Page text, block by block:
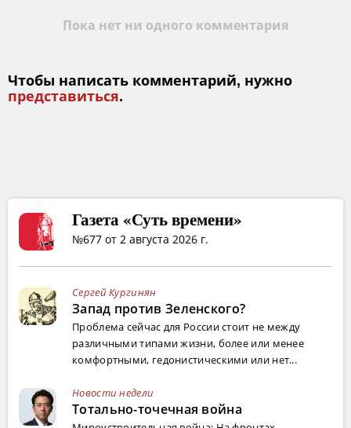
Пока нет ни одного комментария
Чтобы написать комментарий, нужно
представиться.
Газета «Суть времени»
№677 от 2 августа 2026 г.
Сергей Кургинян
Запад против Зеленского?
Проблема сейчас для России стоит не между
различными типами жизни, более или менее
комфортными, гедонистическими или нет...
Новости недели
Тотально-точечная война